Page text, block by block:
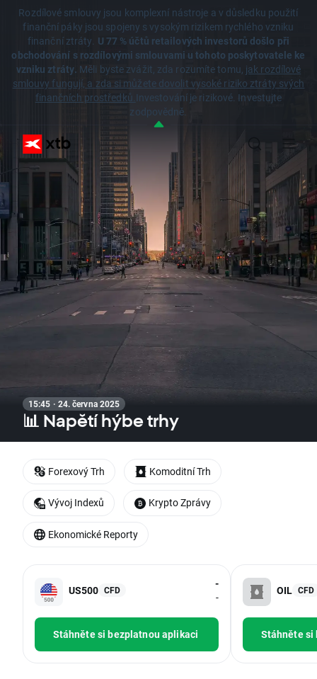
Rozdílové smlouvy jsou komplexní nástroje a v důsledku použití
finanční páky jsou spojeny s vysokým rizikem rychlého vzniku
finanční ztráty. U 77 % účtů retailových investorů došlo při
obchodování s rozdílovými smlouvami u tohoto poskytovatele ke
vzniku ztráty. Měli byste zvážit, zda rozumíte tomu, jak rozdílové
smlouvy fungují, a zda si můžete dovolit vysoké riziko ztráty svých
finančních prostředků.Investování je rizikové. Investujte
zodpovědně.
15:45 · 24. června 2025
📊 Napětí hýbe trhy
US500 CFD
-
-
Stáhněte si bezplatnou aplikaci
OIL CFD
Stáhněte
Forexový Trh Komoditní Trh
Vývoj Indexů Krypto Zprávy
Ekonomické Reporty